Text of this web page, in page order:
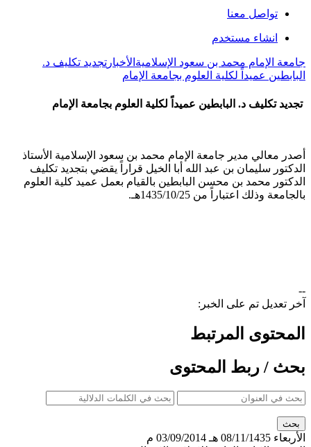
تواصل معنا
انشاء مستخدم
جامعة الإمام محمد بن سعود الإسلامية الأخبار تجديد تكليف د.
البابطين عميداً لكلية العلوم بجامعة الإمام
تجديد تكليف د. البابطين عميداً لكلية العلوم بجامعة الإمام
أصدر معالي مدير جامعة الإمام محمد بن سعود الإسلامية الأستاذ
الدكتور سليمان بن عبد الله أبا الخيل قراراً يقضي بتجديد تكليف
الدكتور محمد بن محسن البابطين بالقيام بعمل عميد كلية العلوم
بالجامعة وذلك اعتباراً من 1435/10/25هـ.
--
آخر تعديل تم على الخبر:
المحتوى المرتبط
بحث / ربط المحتوى
الأربعاء 08/11/1435 هـ
03/09/2014 م